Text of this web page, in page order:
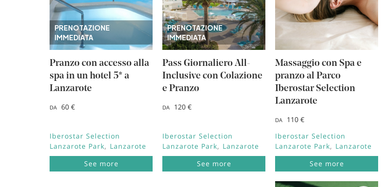
Punta Cana, Repubblica Dominicana
Riviera Maya, Mexico
Cancun, Mexico
Fuerteventura, Spagna
Montego Bay, Giamaica
Lagos, Portugal
Lanzarote, Spagna
Riviera Nayarit, Mexico
Bayahibe, Repubblica Dominicana
Cozumel, Mexico
Trelawny, Giamaica
PRENOTAZIONE
IMMEDIATA
Pranzo con accesso alla
spa in un hotel 5* a
Lanzarote
DA 60 €
Iberostar Selection
Lanzarote Park
Lanzarote
See more
PRENOTAZIONE
IMMEDIATA
Pass Giornaliero All-
Inclusive con Colazione
e Pranzo
DA 120 €
Iberostar Selection
Lanzarote Park
Lanzarote
See more
Massaggio con Spa e
pranzo al Parco
Iberostar Selection
Lanzarote
DA
110 €
Iberostar Selection
Lanzarote Park
Lanzarote
See more